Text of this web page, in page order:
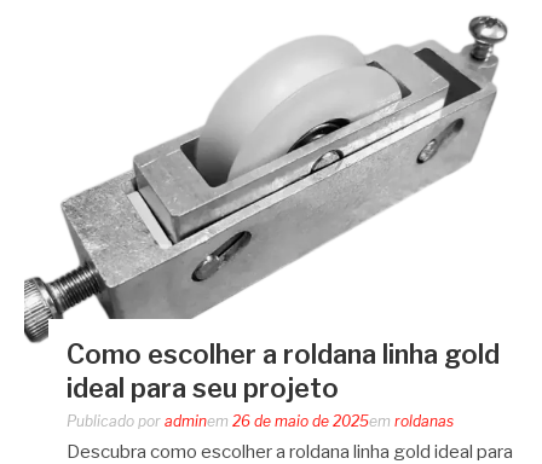
Como escolher a roldana linha gold
ideal para seu projeto
Publicado por adminem 26 de maio de 2025em roldanas
Descubra como escolher a roldana linha gold ideal para